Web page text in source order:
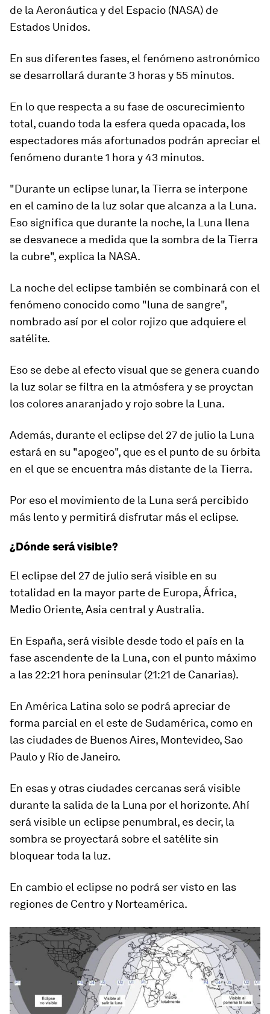
de la Aeronáutica y del Espacio (NASA) de
Estados Unidos.
En sus diferentes fases, el fenómeno astronómico
se desarrollará durante 3 horas y 55 minutos.
En lo que respecta a su fase de oscurecimiento
total, cuando toda la esfera queda opacada, los
espectadores más afortunados podrán apreciar el
fenómeno durante 1 hora y 43 minutos.
"Durante un eclipse lunar, la Tierra se interpone
en el camino de la luz solar que alcanza a la Luna.
Eso significa que durante la noche, la Luna llena
se desvanece a medida que la sombra de la Tierra
la cubre", explica la NASA.
La noche del eclipse también se combinará con el
fenómeno conocido como "luna de sangre",
nombrado así por el color rojizo que adquiere el
satélite.
Eso se debe al efecto visual que se genera cuando
la luz solar se filtra en la atmósfera y se proyctan
los colores anaranjado y rojo sobre la Luna.
Además, durante el eclipse del 27 de julio la Luna
estará en su "apogeo", que es el punto de su órbita
en el que se encuentra más distante de la Tierra.
Por eso el movimiento de la Luna será percibido
más lento y permitirá disfrutar más el eclipse.
¿Dónde será visible?
El eclipse del 27 de julio será visible en su
totalidad en la mayor parte de Europa, África,
Medio Oriente, Asia central y Australia.
En España, será visible desde todo el país en la
fase ascendente de la Luna, con el punto máximo
a las 22:21 hora peninsular (21:21 de Canarias).
En América Latina solo se podrá apreciar de
forma parcial en el este de Sudamérica, como en
las ciudades de Buenos Aires, Montevideo, Sao
Paulo y Río de Janeiro.
En esas y otras ciudades cercanas será visible
durante la salida de la Luna por el horizonte. Ahí
será visible un eclipse penumbral, es decir, la
sombra se proyectará sobre el satélite sin
bloquear toda la luz.
En cambio el eclipse no podrá ser visto en las
regiones de Centro y Norteamérica.